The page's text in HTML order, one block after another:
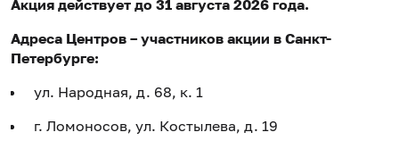
Акция действует до 31 августа 2026 года.
Адреса Центров – участников акции в Санкт-
Петербурге:
ул. Народная, д. 68, к. 1
г. Ломоносов, ул. Костылева, д. 19